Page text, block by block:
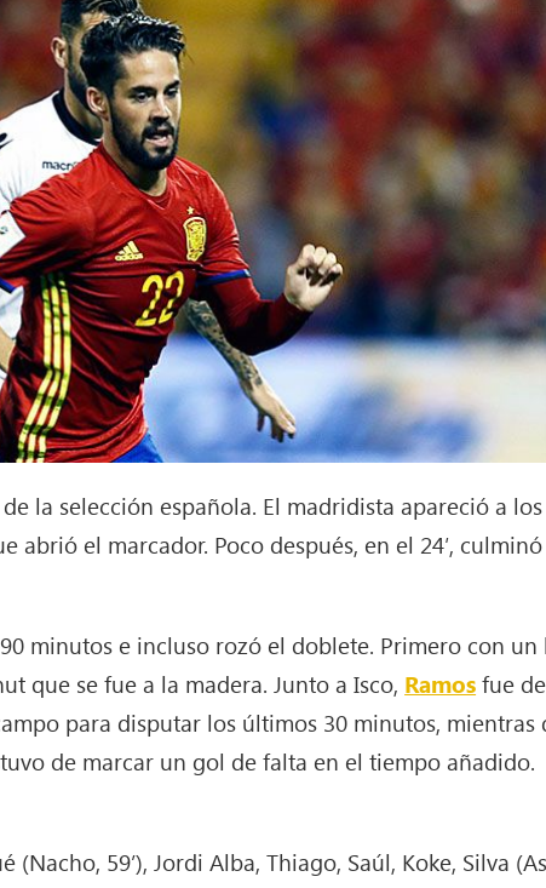
la selección española. El madridista apareció a
abrió el marcador. Poco después, en el 24′,
minutos e incluso rozó el doblete. Primero con
que se fue a la madera. Junto a Isco, Ramosfue
para disputar los últimos 30 minutos, mientras
de marcar un gol de falta en el tiempo añadido.
(Nacho, 59’), Jordi Alba, Thiago, Saúl, Koke, Silva